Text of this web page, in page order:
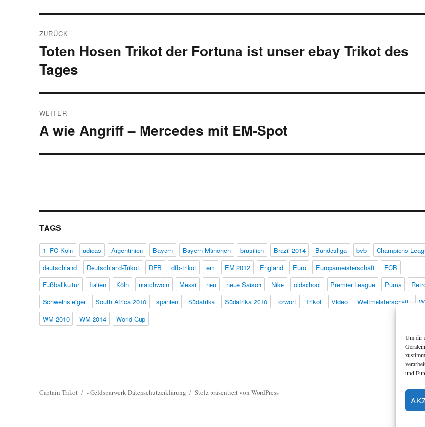
Um dir
und
ZURÜCK
Vorheriger
Beitrag:
Toten Hosen Trikot der Fortuna ist unser ebay Trikot des
Tages
WEITER
Nächster
A wie Angriff – Mercedes mit EM-Spot
TAGS
1. FC Köln adidas Argentinien Bayern Bayern München brasilien Brazil 2014 Bundesliga bvb
Champions
deutschland
Deutschland-Trikot DFB dfb-trikot em EM 2012 England Euro Europameisterschaft
FCB
Fußballkultur
Italien Köln matchworn Messi neu neue Saison Nike oldschool Premier League Puma
Schweinsteiger
South Africa 2010 spanien Südafrika Südafrika 2010 torwort Trikot Video Weltmeisterschaft
WM 2010
WM 2014 World Cup
Captain Trikot -Geldsparwerk Datenschutzerklärung Stolz präsentiert von WordPress